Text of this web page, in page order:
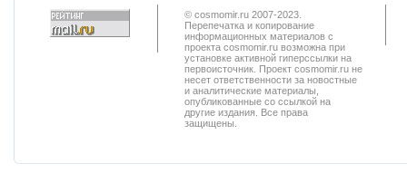
© cosmomir.ru 2007-2023.
Перепечатка и копирование
информационных материалов с
проекта cosmomir.ru возможна при
установке активной гиперссылки на
первоисточник. Проект cosmomir.ru не
несет ответственности за новостные
и аналитические материалы,
опубликованные со ссылкой на
другие издания. Все права
защищены.